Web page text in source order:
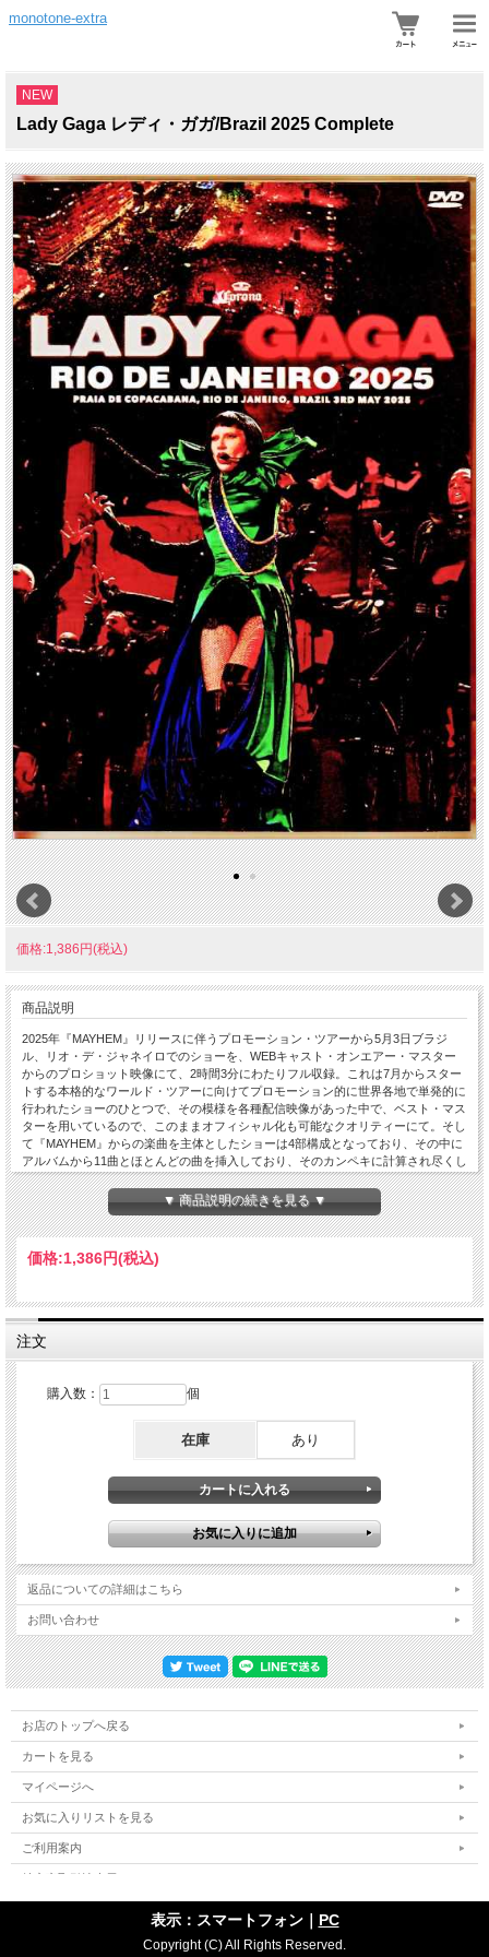
monotone-extra
NEW
Lady Gaga レディ・ガガ/Brazil 2025 Complete
価格:1,386円(税込)
商品説明
2025年『MAYHEM』リリースに伴うプロモーション・ツアーから5月3日ブラジ
ル、リオ・デ・ジャネイロでのショーを、WEBキャスト・オンエアー・マスター
からのプロショット映像にて、2時間3分にわたりフル収録。これは7月からスター
トする本格的なワールド・ツアーに向けてプロモーション的に世界各地で単発的に
行われたショーのひとつで、その模様を各種配信映像があった中で、ベスト・マス
ターを用いているので、このままオフィシャル化も可能なクオリティーにて。そし
て『MAYHEM』からの楽曲を主体としたショーは4部構成となっており、その中に
アルバムから11曲とほとんどの曲を挿入しており、そのカンペキに計算され尽くし
たパフォーマンスは、まさに究極の現代エンターテインメントと言え、そんな最先
端の映像スペクタクルの全貌をここに。Live at Praia de Copacabana, Rio de
Janeiro, Brazil 3rd May 2025 : PRO-SHOT COLOUR NTSC Approx.123min 1. The
Manifesto Of MAYHEM -Act I: Of Velvet and Vice- 2. Bloody Mary 3. Abracadabra 4.
Judas 5. Scheise 6. Garden Of Eden 7. Poker Face 8. Abracadabra (Interlude) -Act
II: And She Fell Into a Gothic Dream- 9. Perfect Celebrity 10. Disease 11. Paparazzi
Nightmare That Knows Her Name- 15.Drum Interlude 16. Killah 17. Zombieboy 18.
Die With A Smile 19. How Bad Do U Want Me 20. Wake Her Up!/Abracadabra
(Interlude) -Act IV: To Wake Her Is to Lose Her- 21. Shadow Of A Man 22. Speech
From Gaga 23. Born This Way 24. Blade Of Grass 25. Shallow 26. Vanish Into You -
Romance 29. Grand Finale
▼ 商品説明の続きを見る ▼
価格:1,386円(税込)
注文
購入数： 個
在庫 あり
返品についての詳細はこちら
お問い合わせ
お店のトップへ戻る
カートを見る
マイページへ
お気に入りリストを見る
ご利用案内
特定商取引法表示
表示：スマートフォン｜ PC
Copyright (C) All Rights Reserved.